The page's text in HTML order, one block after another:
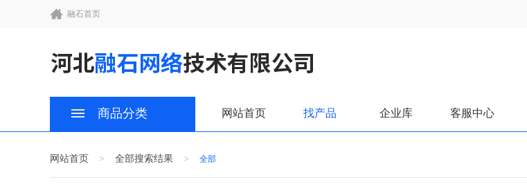
融石首页
商品分类 网站首页 找产品 企业库 客服中心
网站首页 > 全部搜索结果 > 全部